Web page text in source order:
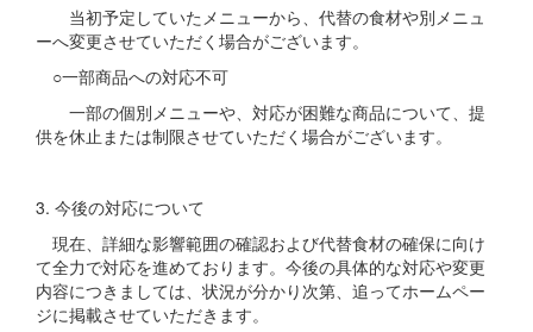
当初予定していたメニューから、代替の食材や別メニュ
ーへ変更させていただく場合がございます。
○一部商品への対応不可
一部の個別メニューや、対応が困難な商品について、提
供を休止または制限させていただく場合がございます。
3. 今後の対応について
現在、詳細な影響範囲の確認および代替食材の確保に向け
て全力で対応を進めております。今後の具体的な対応や変更
内容につきましては、状況が分かり次第、追ってホームペー
ジに掲載させていただきます。